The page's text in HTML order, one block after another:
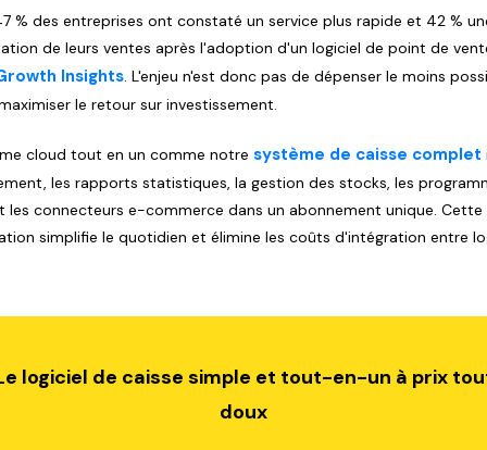
% des entreprises ont constaté un service plus rapide et 42 %
de leurs ventes après l'adoption d'un logiciel de point de
Insights . L'enjeu n'est donc pas de dépenser le moins
le retour sur investissement.
cloud tout en un comme notre système de caisse complet
les rapports statistiques, la gestion des stocks, les
les connecteurs e-commerce dans un abonnement unique. Cette
simplifie le quotidien et élimine les coûts d'intégration entre
logiciel de caisse simple et tout-en-un à prix
doux